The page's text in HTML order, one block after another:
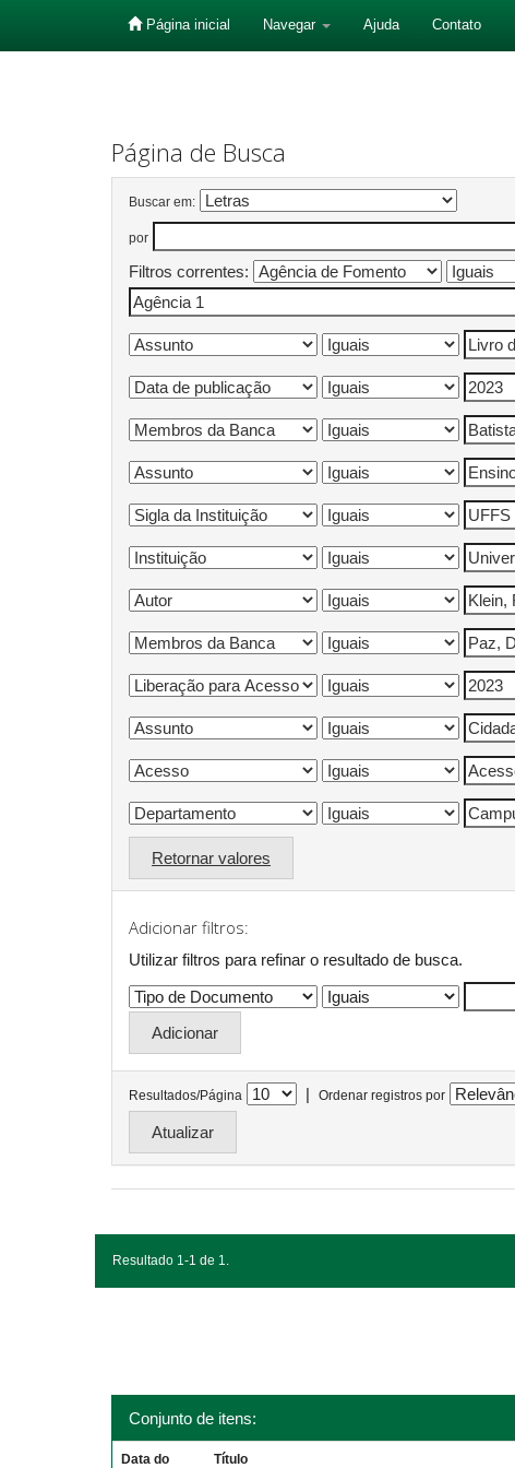
Página inicial Navegar Ajuda Contato
Página de Busca
Buscar em:
por
Filtros correntes:
Retornar valores
Adicionar filtros:
Utilizar filtros para refinar o resultado de busca.
Resultados/Página | Ordenar registros por
Resultado 1-1 de 1.
Conjunto de itens:
Data do Título